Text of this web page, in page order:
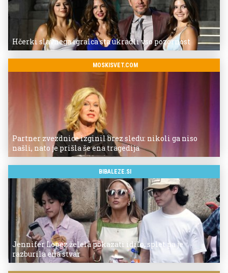
Hčerki slavnega igralca sta ukradli vso pozornost
MOSKISVET.COM
Partner zvezdnice izginil brez sledu: nikoli ga niso
našli, nato je prišla še ena tragedija
BIBALEZE.SI
Jennifer Lopez želela pokazati idilo, splet pa je
razburila ena stvar